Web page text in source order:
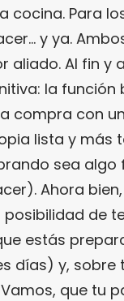
cocina. Para
y ya.
aliado. Al fin y
la función
compra con
lista y más
sea algo
Ahora
de
estás
días) y, sobre
que tu